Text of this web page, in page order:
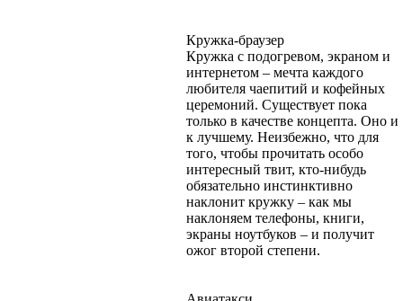
Кружка-браузер
Кружка с подогревом, экраном и
интернетом – мечта каждого
любителя чаепитий и кофейных
церемоний. Существует пока
только в качестве концепта. Оно и
к лучшему. Неизбежно, что для
того, чтобы прочитать особо
интересный твит, кто-нибудь
обязательно инстинктивно
наклонит кружку – как мы
наклоняем телефоны, книги,
экраны ноутбуков – и получит
ожог второй степени.